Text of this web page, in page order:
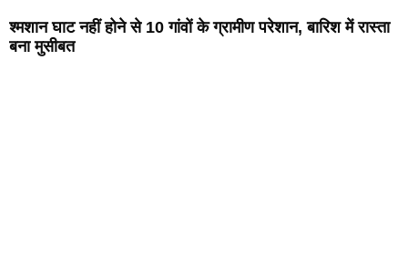
श्मशान घाट नहीं होने से 10 गांवों के ग्रामीण परेशान, बारिश में रास्ता
बना मुसीबत